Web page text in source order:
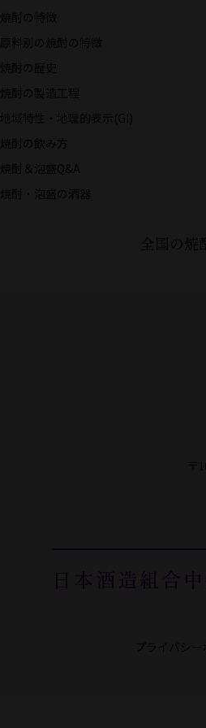
焼酎の特徴
原料別の焼酎の特徴
焼酎の歴史
焼酎の製造工程
地域特性・地理的表示(GI)
焼酎の飲み方
焼酎＆泡盛Q&A
焼酎・泡盛の酒器
全国の
〒
日本酒造組合
プライバシー